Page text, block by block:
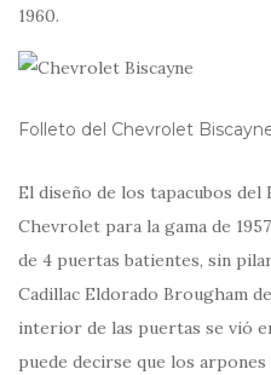
1960.
Folleto del Chevrolet
El diseño de los tapacubos
Chevrolet para la gama de
de 4 puertas batientes, sin
Cadillac Eldorado Brougham
interior de las puertas se vió
puede decirse que los arpones